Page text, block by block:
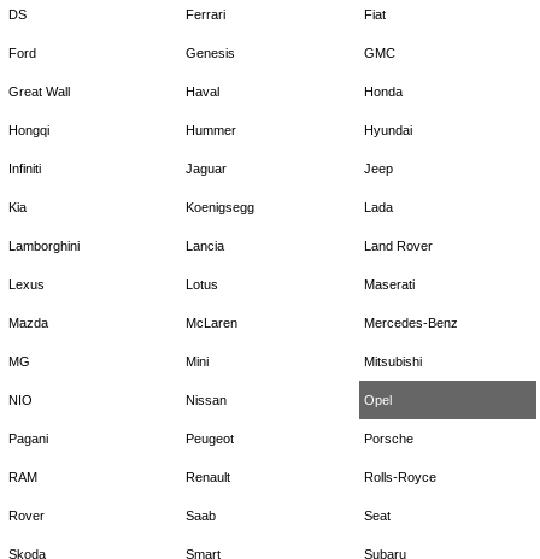
DS Ferrari Fiat
Ford Genesis GMC
Great Wall Haval Honda
Hongqi Hummer Hyundai
Infiniti Jaguar Jeep
Kia Koenigsegg Lada
Lamborghini Lancia Land Rover
Lexus Lotus Maserati
Mazda McLaren Mercedes-Benz
MG Mini Mitsubishi
NIO Nissan Opel
Pagani Peugeot Porsche
RAM Renault Rolls-Royce
Rover Saab Seat
Skoda Smart Subaru